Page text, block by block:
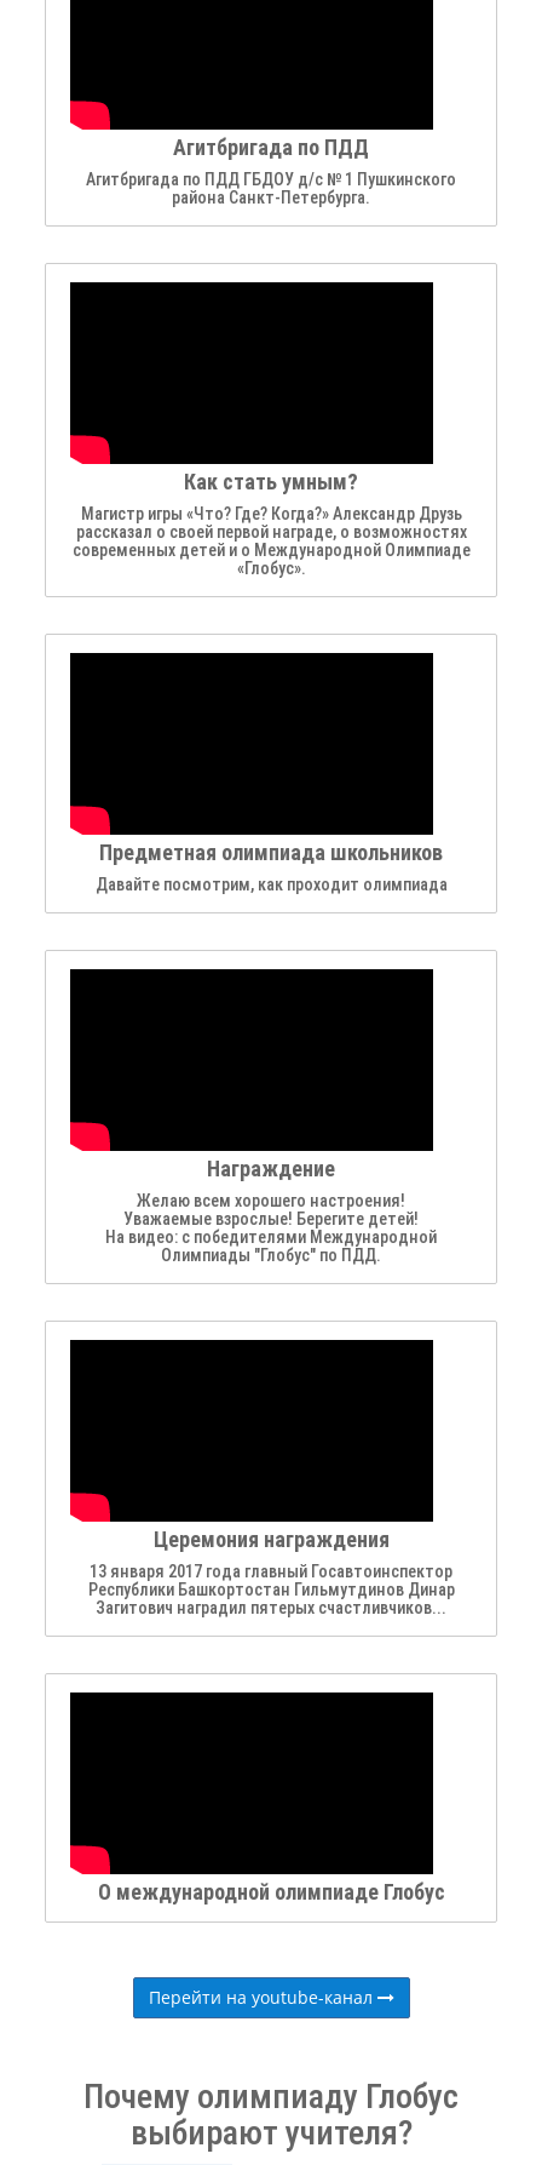
Агитбригада по ПДД
Агитбригада по ПДД ГБДОУ д/с № 1 Пушкинского
района Санкт-Петербурга.
Как стать умным?
Магистр игры «Что? Где? Когда?» Александр Друзь
рассказал о своей первой награде, о возможностях
современных детей и о Международной Олимпиаде
«Глобус».
Предметная олимпиада школьников
Давайте посмотрим, как проходит олимпиада
Награждение
Желаю всем хорошего настроения!
Уважаемые взрослые! Берегите детей!
На видео: с победителями Международной
Олимпиады "Глобус" по ПДД.
Церемония награждения
13 января 2017 года главный Госавтоинспектор
Республики Башкортостан Гильмутдинов Динар
Загитович наградил пятерых счастливчиков...
О международной олимпиаде Глобус
Перейти на youtube-канал
Почему олимпиаду Глобус
выбирают учителя?